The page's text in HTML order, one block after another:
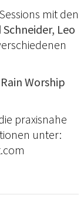
mit den
Leo
Worship
praxisnahe
unter: